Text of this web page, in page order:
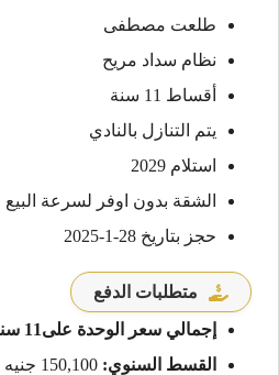
طلعت مصطفى
نظام سداد مريح
أقساط 11 سنة
يتم التنازل بالنادي
استلام 2029
الشقة بدون اوفر لسرعة البيع
حجز بتاريخ 28-1-2025
متطلبات الدفع
إجمالي سعر الوحدة على11 سنة :
القسط السنوي: